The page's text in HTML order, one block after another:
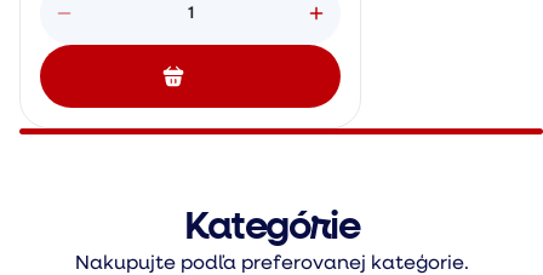
1
Kategórie
Nakupujte podľa preferovanej kateģorie.